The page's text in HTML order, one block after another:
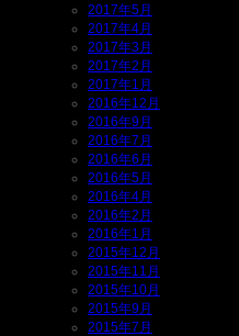
2017年5月
2017年4月
2017年3月
2017年2月
2017年1月
2016年12月
2016年9月
2016年7月
2016年6月
2016年5月
2016年4月
2016年2月
2016年1月
2015年12月
2015年11月
2015年10月
2015年9月
2015年7月